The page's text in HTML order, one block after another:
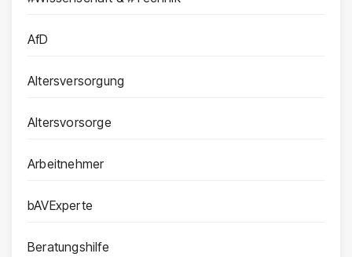
AfD
Altersversorgung
Altersvorsorge
Arbeitnehmer
bAVExperte
Beratungshilfe